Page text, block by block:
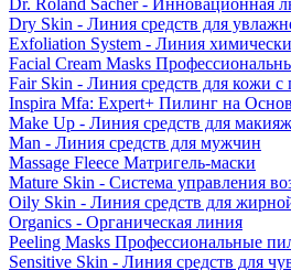
Dr. Roland Sacher - Инновационная
Dry Skin - Линия средств для
Exfoliation System - Линия
Facial Cream Masks
Fair Skin - Линия средств для кожи
Inspira Mfa: Expert+ Пилинг на
Make Up - Линия средств для
Man - Линия средств для мужчин
Massage Fleece Матригель-маски
Mature Skin - Система управления
Oily Skin - Линия средств для
Organics - Органическая линия
Peeling Masks Профессиональные
Sensitive Skin - Линия средств для